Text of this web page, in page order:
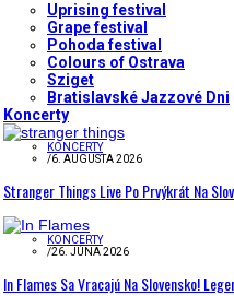
Uprising festival
Grape festival
Pohoda festival
Colours of Ostrava
Sziget
Bratislavské Jazzové Dni
Koncerty
KONCERTY
/6. AUGUSTA 2026
Stranger Things Live Po Prvýkrát Na
KONCERTY
/26. JÚNA 2026
In Flames Sa Vracajú Na Slovensko!